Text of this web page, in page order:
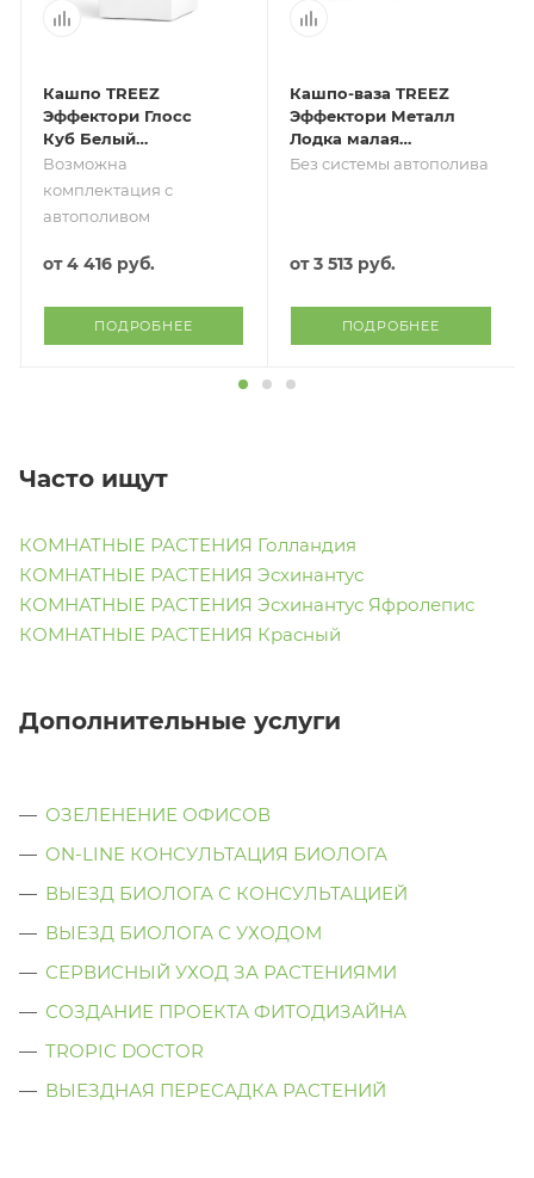
Кашпо TREEZ
Эффектори Глосс
Куб Белый
глянцевый лак
Возможна
комплектация с
автополивом
от4 416 руб.
ПОДРОБНЕЕ
Кашпо-ваза TREEZ
Эффектори Металл
Лодка малая
Сусальное золото
Без системы автополива
от3 513 руб.
ПОДРОБНЕЕ
Часто ищут
КОМНАТНЫЕ РАСТЕНИЯ Голландия
КОМНАТНЫЕ РАСТЕНИЯ Эсхинантус
КОМНАТНЫЕ РАСТЕНИЯ Эсхинантус Яфролепис
КОМНАТНЫЕ РАСТЕНИЯ Красный
Дополнительные услуги
ОЗЕЛЕНЕНИЕ ОФИСОВ
ON-LINE КОНСУЛЬТАЦИЯ БИОЛОГА
ВЫЕЗД БИОЛОГА С КОНСУЛЬТАЦИЕЙ
ВЫЕЗД БИОЛОГА C УХОДОМ
СЕРВИСНЫЙ УХОД ЗА РАСТЕНИЯМИ
СОЗДАНИЕ ПРОЕКТА ФИТОДИЗАЙНА
TROPIC DOCTOR
ВЫЕЗДНАЯ ПЕРЕСАДКА РАСТЕНИЙ